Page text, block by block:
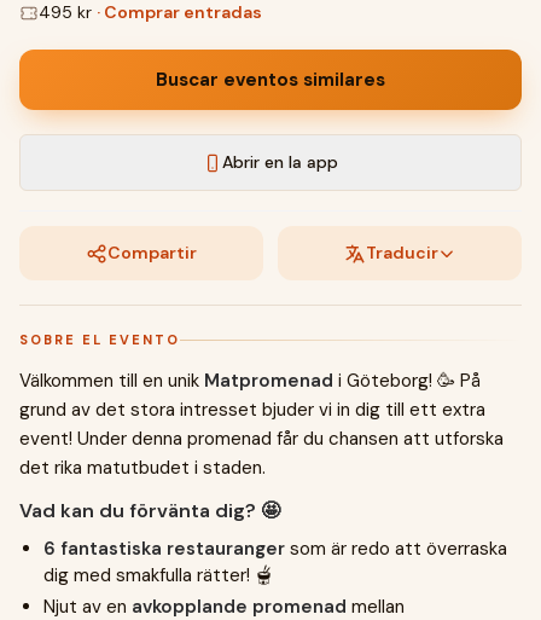
495 kr · Comprar entradas
Buscar eventos similares
Abrir en la app
Compartir Traducir
SOBRE EL EVENTO
Välkommen till en unik Matpromenad i Göteborg! 🥳 På
grund av det stora intresset bjuder vi in dig till ett extra
event! Under denna promenad får du chansen att utforska
det rika matutbudet i staden.
Vad kan du förvänta dig? 🤩
6 fantastiska restauranger som är redo att överraska
dig med smakfulla rätter! 🫕
Njut av en avkopplande promenad mellan